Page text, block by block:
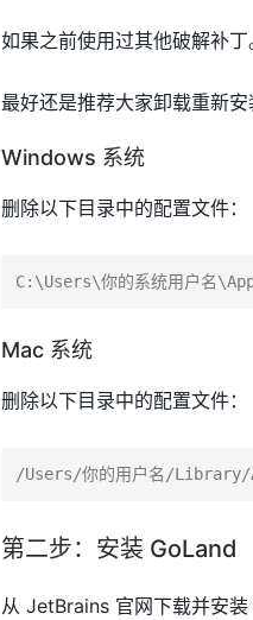
如果之前使用过其他破解补
最好还是推荐大家卸载重新
Windows 系统
删除以下目录中的配置文件：
Mac 系统
删除以下目录中的配置文件：
第二步：安装 GoLand
从 JetBrains 官网下载并安